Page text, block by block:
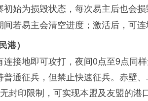
初始为损毁状态，每次易主后也会
间若易主会清空进度；激活后，可
港）
连接地即可攻打，夜间0点至9点同
普通征兵，但禁止快速征兵。赤壁
封印限制，可实现本盟及友盟的港